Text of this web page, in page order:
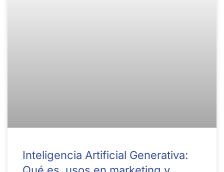
Inteligencia Artificial Generativa: